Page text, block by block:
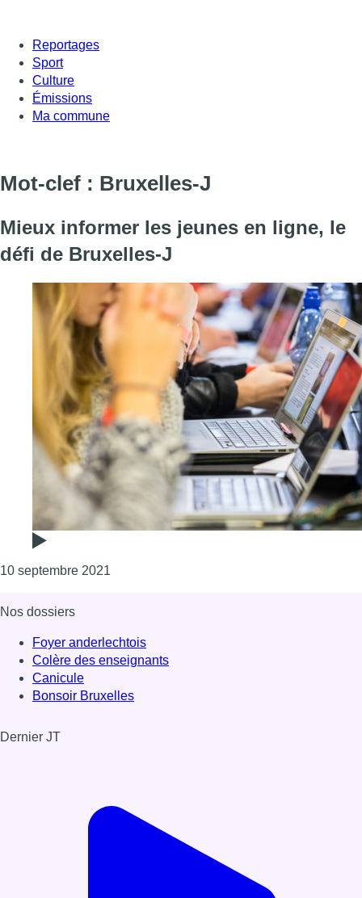
Reportages
Sport
Culture
Émissions
Ma commune
Mot-clef : Bruxelles-J
Mieux informer les jeunes en ligne, le
défi de Bruxelles-J
10 septembre 2021
Nos dossiers
Foyer anderlechtois
Colère des enseignants
Canicule
Bonsoir Bruxelles
Dernier JT